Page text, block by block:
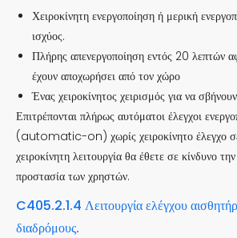
Χειροκίνητη ενεργοποίηση ή μερική
ισχύος.
Πλήρης απενεργοποίηση εντός 20 λεπτών
έχουν αποχωρήσει από τον χώρο
Ένας χειροκίνητος χειρισμός για να
Επιτρέπονται πλήρως αυτόματοι έλεγχοι
(automatic-on) χωρίς χειροκίνητο έλεγχο
χειροκίνητη λειτουργία θα έθετε σε κίνδυνο
προστασία των χρηστών.
C405.2.1.4 Λειτουργία ελέγχου
διαδρόμους.